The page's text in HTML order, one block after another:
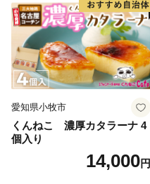
愛知県小牧市
くんねこ 濃厚カタラーナ 4
個入り
14,000円